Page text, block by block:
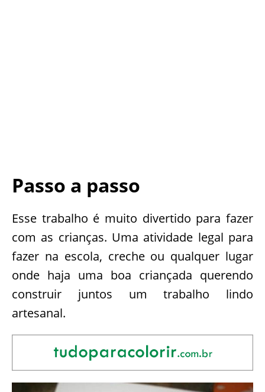
Passo a passo
Esse trabalho é muito divertido para fazer
com as crianças. Uma atividade legal para
fazer na escola, creche ou qualquer lugar
onde haja uma boa criançada querendo
construir juntos um trabalho lindo
artesanal.